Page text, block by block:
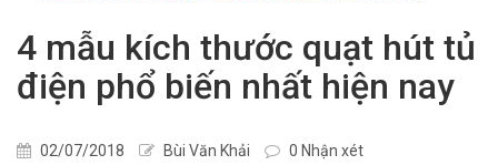
4 mẫu kích thước quạt hút tủ
điện phổ biến nhất hiện nay
02/07/2018 Bùi Văn Khải 0 Nhận xét